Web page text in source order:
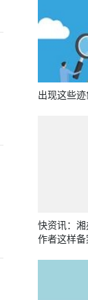
出现这些
快资讯：
作者这样备